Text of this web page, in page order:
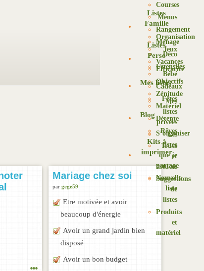
Courses
Menus
Rangement
Ménage
Déco
Ustensiles
Listes
Famille
Organisation
Jeux
Vacances
Bébé
Cadeaux
Fêtes
Listes
Perso
Efficacité
Objectifs
Zénitude
Matériel
Détente
Rêves
Mes listes
Mes
listes
privées
Les
listes
que je
partage
Nouvelle
liste
Blog
S’organiser
Trucs
et
astuces
Suggestions
de
listes
Produits
et
matériel
Kits à
imprimer
...
Mariage chez soi
par gege59
Etre motivée et avoir
beaucoup d'énergie
Avoir un grand jardin bien
disposé
Avoir un bon budget